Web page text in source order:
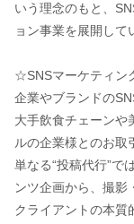
いう理念のもと、
ョン事業を展開して
☆SNSマーケティン
企業やブランドの
大手飲食チェーンや
ルの企業様とのお取
単なる“投稿代行”で
ンツ企画から、撮影
クライアントの本質